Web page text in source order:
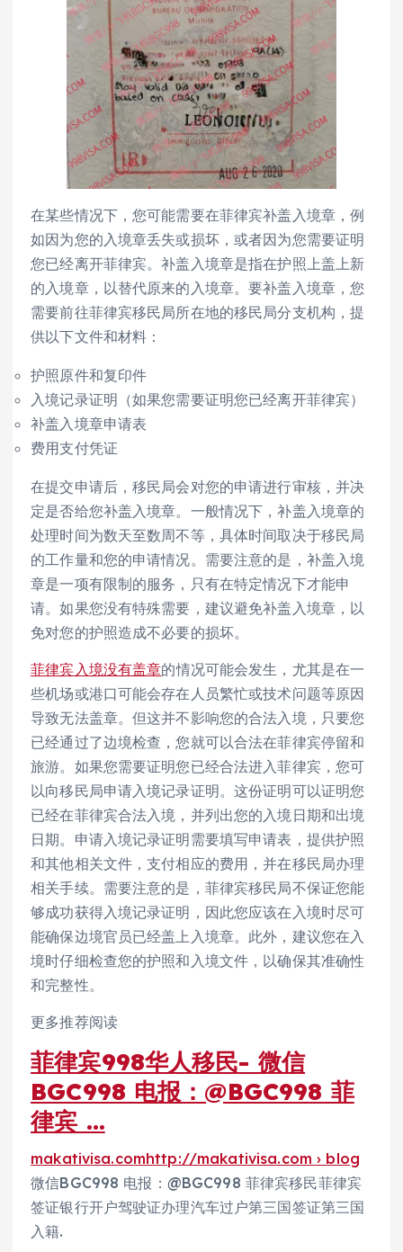
在某些情况下，您可能需要在菲律宾补盖入境章，例
如因为您的入境章丢失或损坏，或者因为您需要证明
您已经离开菲律宾。补盖入境章是指在护照上盖上新
的入境章，以替代原来的入境章。要补盖入境章，您
需要前往菲律宾移民局所在地的移民局分支机构，提
供以下文件和材料：
护照原件和复印件
入境记录证明（如果您需要证明您已经离开菲律宾）
补盖入境章申请表
费用支付凭证
在提交申请后，移民局会对您的申请进行审核，并决
定是否给您补盖入境章。一般情况下，补盖入境章的
处理时间为数天至数周不等，具体时间取决于移民局
的工作量和您的申请情况。需要注意的是，补盖入境
章是一项有限制的服务，只有在特定情况下才能申
请。如果您没有特殊需要，建议避免补盖入境章，以
免对您的护照造成不必要的损坏。
菲律宾入境没有盖章的情况可能会发生，尤其是在一
些机场或港口可能会存在人员繁忙或技术问题等原因
导致无法盖章。但这并不影响您的合法入境，只要您
已经通过了边境检查，您就可以合法在菲律宾停留和
旅游。如果您需要证明您已经合法进入菲律宾，您可
以向移民局申请入境记录证明。这份证明可以证明您
已经在菲律宾合法入境，并列出您的入境日期和出境
日期。申请入境记录证明需要填写申请表，提供护照
和其他相关文件，支付相应的费用，并在移民局办理
相关手续。需要注意的是，菲律宾移民局不保证您能
够成功获得入境记录证明，因此您应该在入境时尽可
能确保边境官员已经盖上入境章。此外，建议您在入
境时仔细检查您的护照和入境文件，以确保其准确性
和完整性。
更多推荐阅读
菲律宾998华人移民- 微信
BGC998 电报：@BGC998 菲
律宾 …
makativisa.comhttp://makativisa.com › blog
微信BGC998 电报：@BGC998 菲律宾移民菲律宾
签证银行开户驾驶证办理汽车过户第三国签证第三国
入籍.